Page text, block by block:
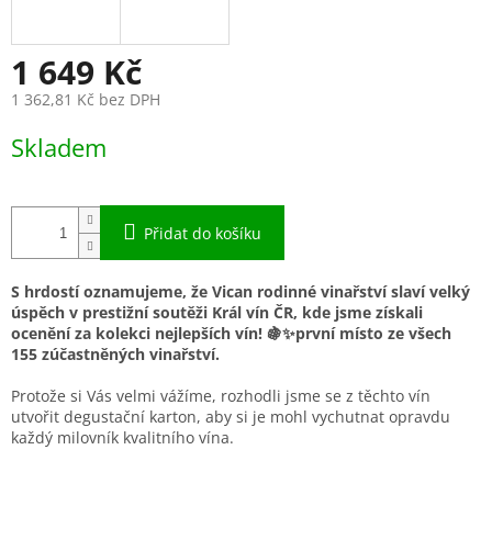
1 649 Kč
1 362,81 Kč bez DPH
cena:
Skladem
Přidat do košíku
S hrdostí oznamujeme, že Vican rodinné vinařstvíslaví velký
úspěch v prestižní soutěži Král vín ČR, kde jsme získali
ocenění za kolekci nejlepších vín! 🍇✨první místo ze všech
155 zúčastněných vinařství.
Protože si Vás velmi vážíme, rozhodli jsme se z těchto vín
utvořit degustační karton, aby si je mohl vychutnat opravdu
každý milovník kvalitního vína.